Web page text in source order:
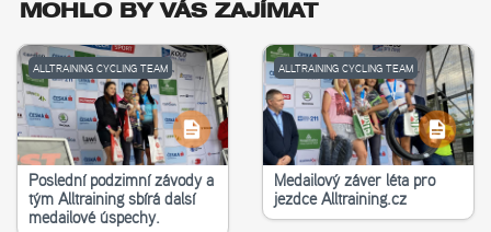
MOHLO BY VÁS ZAJÍMAT
ALLTRAINING CYCLING TEAM
Poslední podzimní závody a
tým Alltraining sbírá další
medailové úspěchy.
ALLTRAINING CYCLING TEAM
Medailový závěr léta pro
jezdce Alltraining.cz